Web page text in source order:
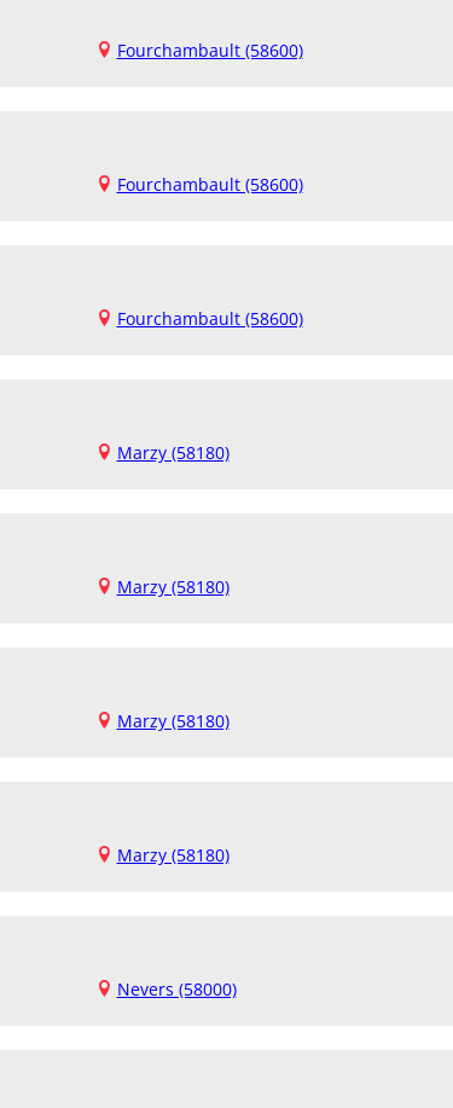
Fourchambault (58600)
Fourchambault (58600)
Fourchambault (58600)
Marzy (58180)
Marzy (58180)
Marzy (58180)
Marzy (58180)
Nevers (58000)